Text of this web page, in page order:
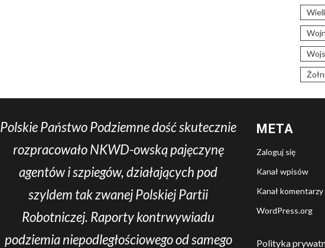
Polskie Państwo Podziemne dość skutecznie
rozpracowało NKWD-owską pajęczynę
agentów i szpiegów, działających pod
szyldem tak zwanej Polskiej Partii
Robotniczej. Raporty kontrwywiadu
podziemia niepodległościowego od samego
META
Zaloguj się
Kanał wpisów
Kanał komentarzy
WordPress.org
Polityka